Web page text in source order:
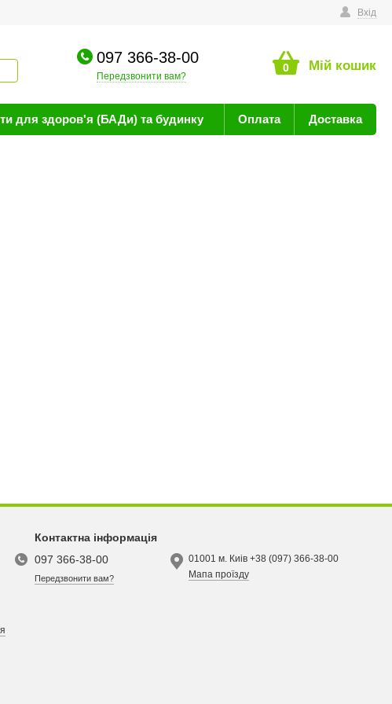
Вхід
097 366-38-00
Передзвонити вам?
0 Мій кошик
для здоров'я (БАДи) та будинку Оплата Доставка
Контактна інформація
097 366-38-00
Передзвонити вам?
01001 м. Киів +38 (097) 366-38-00
Мапа проїзду